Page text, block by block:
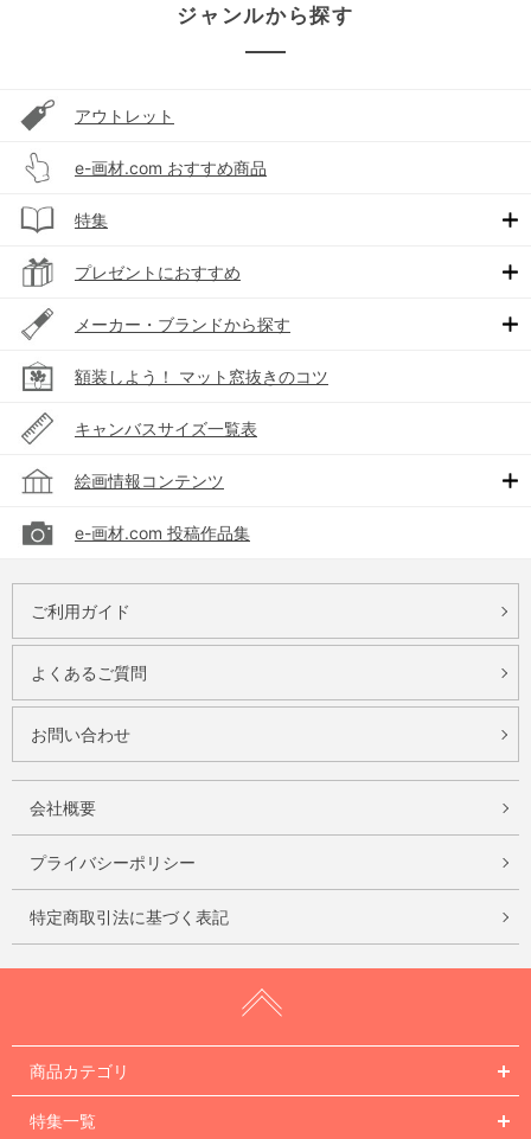
ジャンルから探す
アウトレット
e-画材.com おすすめ商品
特集
プレゼントにおすすめ
メーカー・ブランドから探す
額装しよう！ マット窓抜きのコツ
キャンバスサイズ一覧表
絵画情報コンテンツ
e-画材.com 投稿作品集
ご利用ガイド
よくあるご質問
お問い合わせ
会社概要
プライバシーポリシー
特定商取引法に基づく表記
商品カテゴリ
特集一覧